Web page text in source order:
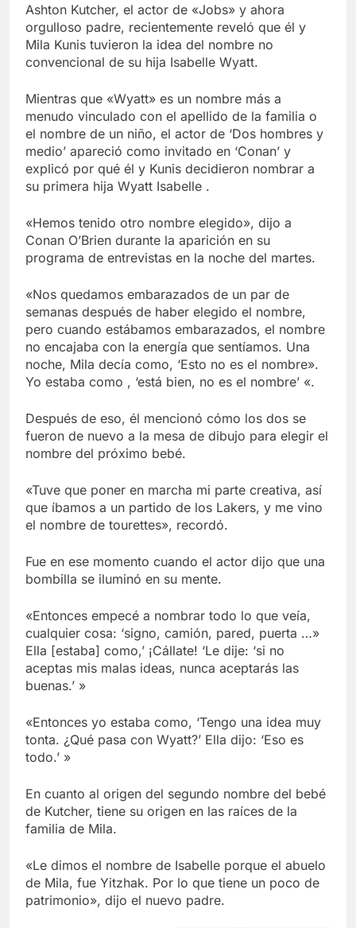
México – Descuentos
Masivos en Mercado
Libre
7 Años Atrás
Crucero en México te
lleva a lugares
binoculares de visión
nocturna y reuniones de
secuestrados
La Inteligencia Artificial
deepfake de Samsung
fabrica un clip de
movimiento desde una
sola foto
7 Años Atrás
Ashton Kutcher, el actor de «Jobs» y ahora
orgulloso padre, recientemente reveló que él y
Mila Kunis tuvieron la idea del nombre no
convencional de su hija Isabelle Wyatt.
Mientras que «Wyatt» es un nombre más a
menudo vinculado con el apellido de la familia o
el nombre de un niño, el actor de ‘Dos hombres y
medio’ apareció como invitado en ‘Conan’ y
explicó por qué él y Kunis decidieron nombrar a
su primera hija Wyatt Isabelle .
«Hemos tenido otro nombre elegido», dijo a
Conan O’Brien durante la aparición en su
programa de entrevistas en la noche del martes.
«Nos quedamos embarazados de un par de
semanas después de haber elegido el nombre,
pero cuando estábamos embarazados, el nombre
no encajaba con la energía que sentíamos. Una
noche, Mila decía como, ‘Esto no es el nombre».
Yo estaba como , ‘está bien, no es el nombre’ «.
Después de eso, él mencionó cómo los dos se
fueron de nuevo a la mesa de dibujo para elegir el
nombre del próximo bebé.
«Tuve que poner en marcha mi parte creativa, así
que íbamos a un partido de los Lakers, y me vino
el nombre de tourettes», recordó.
Fue en ese momento cuando el actor dijo que una
bombilla se iluminó en su mente.
«Entonces empecé a nombrar todo lo que veía,
cualquier cosa: ‘signo, camión, pared, puerta …»
Ella [estaba] como,’ ¡Cállate! ‘Le dije: ‘si no
aceptas mis malas ideas, nunca aceptarás las
buenas.’ »
«Entonces yo estaba como, ‘Tengo una idea muy
tonta. ¿Qué pasa con Wyatt?’ Ella dijo: ‘Eso es
todo.’ »
En cuanto al origen del segundo nombre del bebé
de Kutcher, tiene su origen en las raíces de la
familia de Mila.
«Le dimos el nombre de Isabelle porque el abuelo
de Mila, fue Yitzhak. Por lo que tiene un poco de
patrimonio», dijo el nuevo padre.